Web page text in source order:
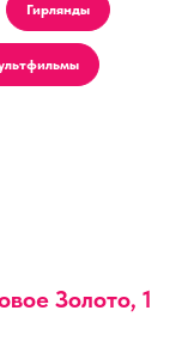
Гирлянды
Золото, 1